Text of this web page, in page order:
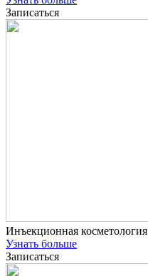
Записаться
Инъекционная косметология
Узнать больше
Записаться